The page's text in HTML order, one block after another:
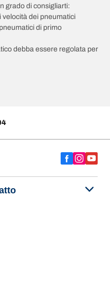
grado di consigliarti:
velocità dei pneumatici
di primo
debba essere regolata per